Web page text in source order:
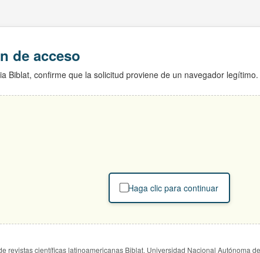
de acceso
Biblat, confirme que la solicitud proviene de un navegador legítimo.
Haga clic para continuar
revistas científicas latinoamericanas Biblat. Universidad Nacional Autónoma